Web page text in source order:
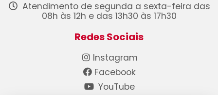
Atendimento de segunda a sexta-feira das
08h às 12h e das 13h30 às 17h30
Redes Sociais
Instagram
Facebook
YouTube